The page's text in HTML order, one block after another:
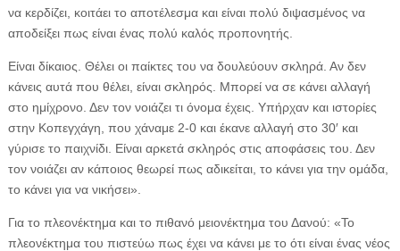
να κερδίζει, κοιτάει το αποτέλεσμα και είναι πολύ διψασμένος να
αποδείξει πως είναι ένας πολύ καλός προπονητής.
Είναι δίκαιος. Θέλει οι παίκτες του να δουλεύουν σκληρά. Αν δεν
κάνεις αυτά που θέλει, είναι σκληρός. Μπορεί να σε κάνει αλλαγή
στο ημίχρονο. Δεν τον νοιάζει τι όνομα έχεις. Υπήρχαν και ιστορίες
στην Κοπεγχάγη, που χάναμε 2-0 και έκανε αλλαγή στο 30′ και
γύρισε το παιχνίδι. Είναι αρκετά σκληρός στις αποφάσεις του. Δεν
τον νοιάζει αν κάποιος θεωρεί πως αδικείται, το κάνει για την ομάδα,
το κάνει για να νικήσει».
Για το πλεονέκτημα και το πιθανό μειονέκτημα του Δανού: «Το
πλεονέκτημα του πιστεύω πως έχει να κάνει με το ότι είναι ένας νέος